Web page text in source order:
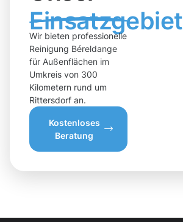
Einsatzgebiet
Wir bieten professionelle
Reinigung Béreldange
für Außenflächen im
Umkreis von 300
Kilometern rund um
Rittersdorf an.
Kostenloses
Beratung